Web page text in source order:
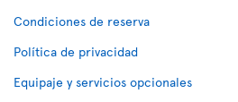
Condiciones de reserva
Política de privacidad
Equipaje y servicios opcionales